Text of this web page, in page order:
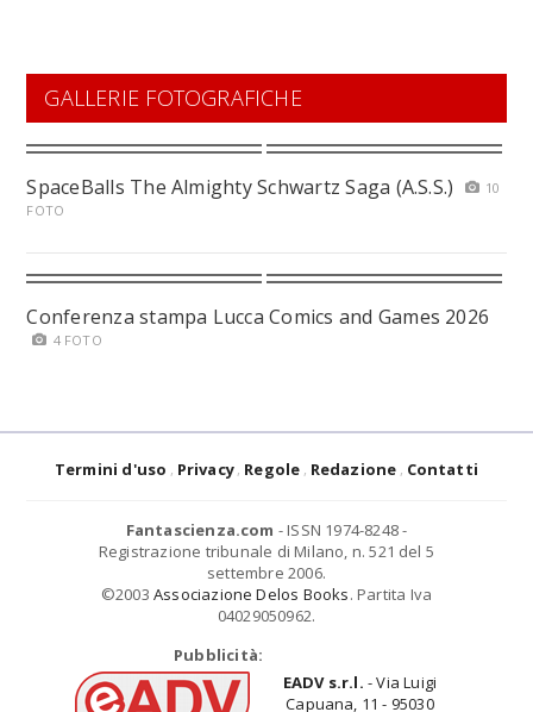
GALLERIE FOTOGRAFICHE
SpaceBalls The Almighty Schwartz Saga (A.S.S.)
10
FOTO
Conferenza stampa Lucca Comics and Games 2026
4 FOTO
Termini d'uso Privacy Regole Redazione Contatti
Fantascienza.com - ISSN 1974-8248 -
Registrazione tribunale di Milano, n. 521 del 5
settembre 2006.
©2003 Associazione Delos Books. Partita Iva
04029050962.
Pubblicità:
EADV s.r.l. - Via Luigi
Capuana, 11 - 95030